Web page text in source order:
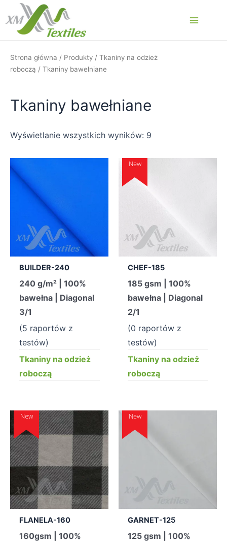
Przejdź
do
treści
Strona główna / Produkty / Tkaniny na odzież
roboczą / Tkaniny bawełniane
Tkaniny bawełniane
Wyświetlanie wszystkich wyników: 9
BUILDER-240
240 g/m² | 100%
bawełna | Diagonal
3/1
(5 raportów z
testów)
Tkaniny na odzież
roboczą
New
CHEF-185
185 gsm | 100%
bawełna | Diagonal
2/1
(0 raportów z
testów)
Tkaniny na odzież
roboczą
New
FLANELA-160
160gsm | 100%
New
GARNET-125
125 gsm | 100%